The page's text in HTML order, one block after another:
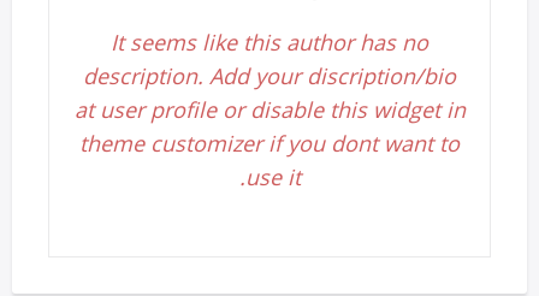
It seems like this author has no
description. Add your discription/bio
at user profile or disable this widget in
theme customizer if you dont want to
use it.